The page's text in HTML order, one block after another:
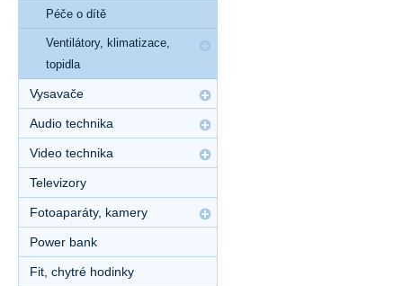
Péče o dítě
Ventilátory, klimatizace,
topidla
Vysavače
Audio technika
Video technika
Televizory
Fotoaparáty, kamery
Power bank
Fit, chytré hodinky